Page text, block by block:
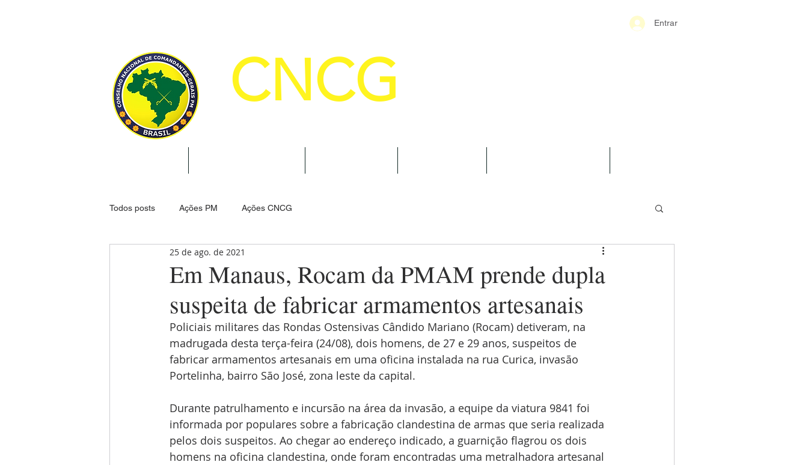
Entrar
CNCG
Todos posts Ações PM Ações CNCG
Em Manaus, Rocam da PMAM prende dupla
suspeita de fabricar armamentos artesanais
25 de ago. de 2021
Policiais militares das Rondas Ostensivas Cândido Mariano (Rocam) detiveram, na
madrugada desta terça-feira (24/08), dois homens, de 27 e 29 anos, suspeitos de
fabricar armamentos artesanais em uma oficina instalada na rua Curica, invasão
Portelinha, bairro São José, zona leste da capital.
Durante patrulhamento e incursão na área da invasão, a equipe da viatura 9841 foi
informada por populares sobre a fabricação clandestina de armas que seria realizada
pelos dois suspeitos. Ao chegar ao endereço indicado, a guarnição flagrou os dois
homens na oficina clandestina, onde foram encontradas uma metralhadora artesanal